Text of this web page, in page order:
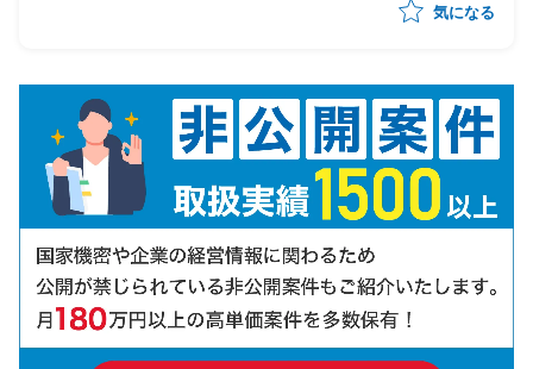
気になる